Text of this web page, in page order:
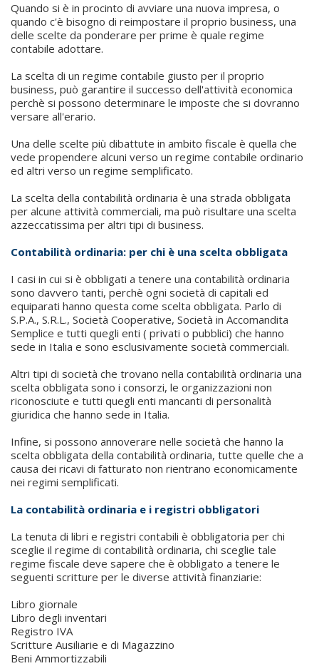
Quando si è in procinto di avviare una nuova impresa, o
quando c'è bisogno di reimpostare il proprio business, una
delle scelte da ponderare per prime è quale regime
contabile adottare.
La scelta di un regime contabile giusto per il proprio
business, può garantire il successo dell'attività economica
perchè si possono determinare le imposte che si dovranno
versare all'erario.
Una delle scelte più dibattute in ambito fiscale è quella che
vede propendere alcuni verso un regime contabile ordinario
ed altri verso un regime semplificato.
La scelta della contabilità ordinaria è una strada obbligata
per alcune attività commerciali, ma può risultare una scelta
azzeccatissima per altri tipi di business.
Contabilità ordinaria: per chi è una scelta obbligata
I casi in cui si è obbligati a tenere una contabilità ordinaria
sono davvero tanti, perchè ogni società di capitali ed
equiparati hanno questa come scelta obbligata. Parlo di
S.P.A., S.R.L., Società Cooperative, Società in Accomandita
Semplice e tutti quegli enti ( privati o pubblici) che hanno
sede in Italia e sono esclusivamente società commerciali.
Altri tipi di società che trovano nella contabilità ordinaria una
scelta obbligata sono i consorzi, le organizzazioni non
riconosciute e tutti quegli enti mancanti di personalità
giuridica che hanno sede in Italia.
Infine, si possono annoverare nelle società che hanno la
scelta obbligata della contabilità ordinaria, tutte quelle che a
causa dei ricavi di fatturato non rientrano economicamente
nei regimi semplificati.
La contabilità ordinaria e i registri obbligatori
La tenuta di libri e registri contabili è obbligatoria per chi
sceglie il regime di contabilità ordinaria, chi sceglie tale
regime fiscale deve sapere che è obbligato a tenere le
seguenti scritture per le diverse attività finanziarie:
Libro giornale
Libro degli inventari
Registro IVA
Scritture Ausiliarie e di Magazzino
Beni Ammortizzabili